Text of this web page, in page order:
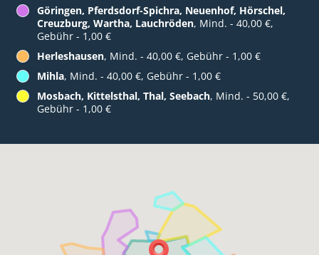
Göringen, Pferdsdorf-Spichra, Neuenhof, Hörschel,
Creuzburg, Wartha, Lauchröden, Mind. - 40,00 €,
Gebühr - 1,00 €
Herleshausen, Mind. - 40,00 €, Gebühr - 1,00 €
Mihla, Mind. - 40,00 €, Gebühr - 1,00 €
Mosbach, Kittelsthal, Thal, Seebach, Mind. - 50,00 €,
Gebühr - 1,00 €